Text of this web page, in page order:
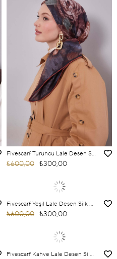
Fivescarf Turuncu Lale Desen Silk Coton Eşarp
₺300,00
₺600,00
Fivescarf Yeşil Lale Desen Silk Coton Eşarp
₺300,00
₺600,00
Fivescarf Kahve Lale Desen Silk Coton Eşarp